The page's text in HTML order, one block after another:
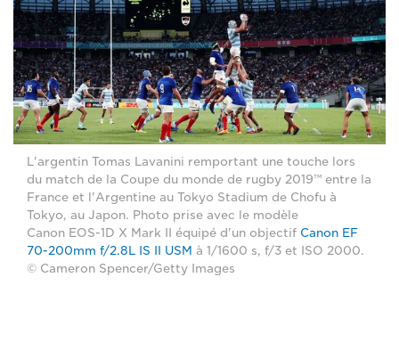
L'argentin Tomas Lavanini remportant une touche lors
du match de la Coupe du monde de rugby 2019™ entre la
France et l'Argentine au Tokyo Stadium de Chofu à
Tokyo, au Japon. Photo prise avec le modèle
Canon EOS-1D X Mark II équipé d'un objectif Canon EF
70-200mm f/2.8L IS II USM à 1/1600 s, f/3 et ISO 2000.
© Cameron Spencer/Getty Images